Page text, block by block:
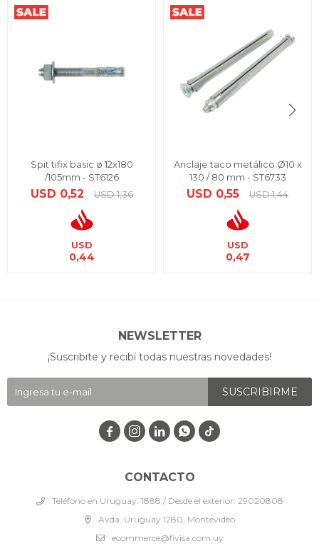
Spit tifix basic ø 12x180
/105mm - ST6126
USD 0,52 USD 1,36
USD
0,44
Anclaje taco metálico Ø10 x
130 / 80 mm - ST6733
USD 0,55 USD 1,44
USD
0,47
CONTACTO
Teléfono en Uruguay: 1888 / Desde el exterior: 29020808
Avda. Uruguay 1280, Montevideo
ecommerce@fivisa.com.uy
NEWSLETTER
¡Suscribite y recibí todas nuestras novedades!
SUSCRIBIRME
   